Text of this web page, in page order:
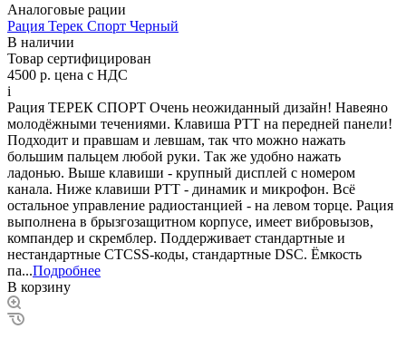
Аналоговые рации
Рация Терек Спорт Черный
В наличии
Товар сертифицирован
4500 р. цена с НДС
i
Рация ТЕРЕК СПОРТ Очень неожиданный дизайн! Навеяно
молодёжными течениями. Клавиша PTT на передней панели!
Подходит и правшам и левшам, так что можно нажать
большим пальцем любой руки. Так же удобно нажать
ладонью. Выше клавиши - крупный дисплей с номером
канала. Ниже клавиши РТТ - динамик и микрофон. Всё
остальное управление радиостанцией - на левом торце. Рация
выполнена в брызгозащитном корпусе, имеет вибровызов,
компандер и скремблер. Поддерживает стандартные и
нестандартные CTCSS-коды, стандартные DSC. Ёмкость
па...Подробнее
В корзину